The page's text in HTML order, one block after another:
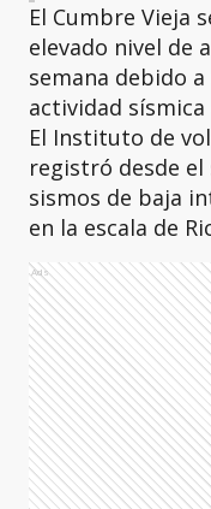
El Cumbre Vieja
elevado nivel de
semana debido
actividad sísmica
El Instituto de
registró desde el
sismos de baja
en la escala de
Ads